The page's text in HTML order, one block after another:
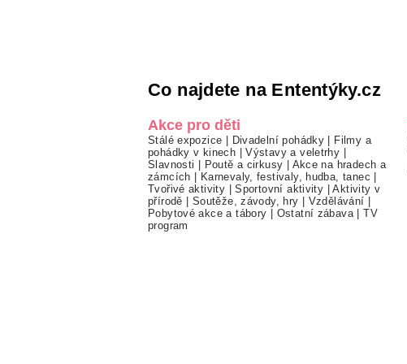
Co najdete na Ententýky.cz
Akce pro děti
Stálé expozice | Divadelní pohádky | Filmy a
pohádky v kinech |Výstavy a veletrhy |
Slavnosti | Poutě a cirkusy | Akce na hradech a
zámcích | Karnevaly, festivaly, hudba, tanec |
Tvořivé aktivity |Sportovní aktivity |Aktivity v
přírodě | Soutěže, závody, hry | Vzdělávání |
Pobytové akce a tábory | Ostatní zábava |TV
program